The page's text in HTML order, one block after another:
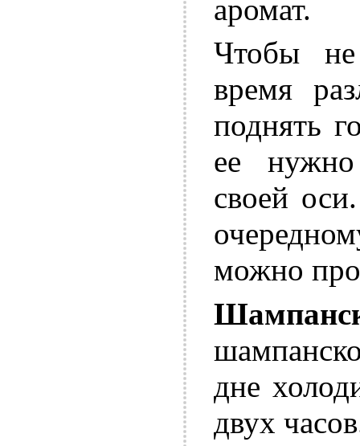
аромат.
Чтобы
время
поднять
ее нужно
своей
можно
дне
двух